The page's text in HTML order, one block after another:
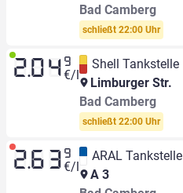
Bad Camberg
schließt 22:00 Uhr
2.04 9
€/l
Shell Tankstelle
Limburger Str.
Bad Camberg
schließt 22:00 Uhr
2.63 9
€/l
ARAL Tankstelle
A 3